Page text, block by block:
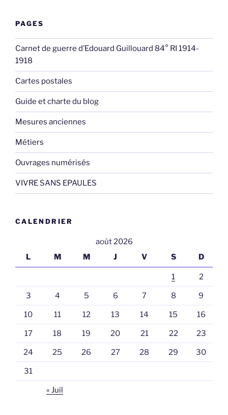
PAGES
Carnet de guerre d’Edouard Guillouard 84° RI 1914-
1918
Cartes postales
Guide et charte du blog
Mesures anciennes
Métiers
Ouvrages numérisés
VIVRE SANS EPAULES
CALENDRIER
août 2026
L
M M J V S D
1 2
3 4 5 6 7 8 9
10 11 12 13 14 15 16
17 18 19 20 21 22 23
24 25 26 27 28 29 30
31
« Juil